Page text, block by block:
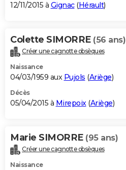
12/11/2015 à Gignac(Hérault)
Colette SIMORRE (56 ans)
Créer une cagnotte obsèques
Naissance
04/03/1959 aux Pujols (Ariège)
Décès
05/04/2015 à Mirepoix(Ariège)
Marie SIMORRE (95 ans)
Créer une cagnotte obsèques
Naissance